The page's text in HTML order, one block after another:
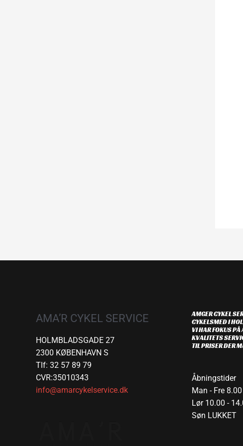
AMA’R CYKEL SERVICE
HOLMBLADSGADE 27
2300 KØBENHAVN S
Tlf: 32 57 89 79
CVR:35010343
info@amarcykelservice.dk
AMGER CYKEL
CYKELSMED I
VI HAR FOKUS
KVALITETS
TIL PRISER DER
Åbningstider
Man - Fre
Lør 10.00 -
Søn LUKKET